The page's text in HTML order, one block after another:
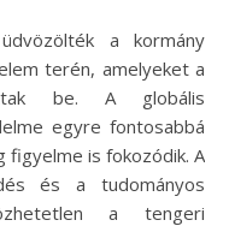
terén, amelyeket a
be. A globális
egyre fontosabbá
figyelme is fokozódik. A
és a tudományos
a tengeri